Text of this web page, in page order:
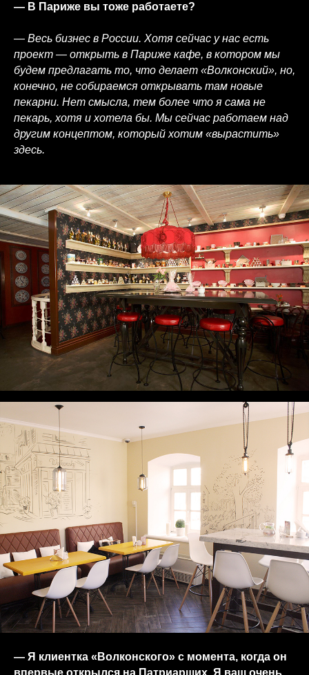
— В Париже вы тоже работаете?
— Весь бизнес в России. Хотя сейчас у нас есть
проект — открыть в Париже кафе, в котором мы
будем предлагать то, что делает «Волконский», но,
конечно, не собираемся открывать там новые
пекарни. Нет смысла, тем более что я сама не
пекарь, хотя и хотела бы. Мы сейчас работаем над
другим концептом, который хотим «вырастить»
здесь.
— Я клиентка «Волконского» с момента, когда он